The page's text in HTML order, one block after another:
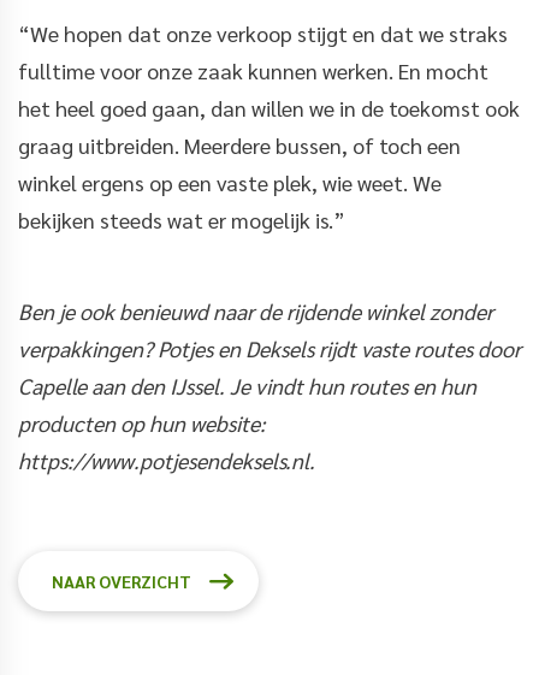
“We hopen dat onze verkoop stijgt en dat we straks
fulltime voor onze zaak kunnen werken. En mocht
het heel goed gaan, dan willen we in de toekomst ook
graag uitbreiden. Meerdere bussen, of toch een
winkel ergens op een vaste plek, wie weet. We
bekijken steeds wat er mogelijk is.”
Ben je ook benieuwd naar de rijdende winkel zonder
verpakkingen? Potjes en Deksels rijdt vaste routes door
Capelle aan den IJssel. Je vindt hun routes en hun
producten op hun website:
https://www.potjesendeksels.nl.
NAAR OVERZICHT